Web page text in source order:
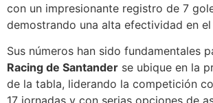
con un impresionante registro de 7
demostrando una alta efectividad en el
Sus números han sido fundamentales
Racing de Santander se ubique en la
de la tabla, liderando la competición